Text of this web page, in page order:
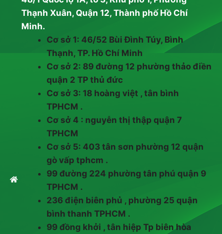
Thạnh Xuân, Quận 12, Thành phố Hồ Chí
Minh.
Cơ sở 1: 46/52 Bùi Đình Túy, Bình
Thạnh, TP. Hồ Chí Minh
Cơ sở 2: 89 đường 12 phường thảo điền
quận 2 TP thủ đức
Cơ sở 3: 18 hoàng việt , tân bình
TPHCM .
Cơ sở 4 : nguyễn thị thập quận 7
TPHCM
Cơ sở 5: 403 tân sơn phường 12 quận
gò vấp tphcm .
99 đường 224 phường tân phú quận 9
TPHCM .
236 điện biên phủ , phường 25 quận
bình thanh TPHCM .
99 đồng khởi , tân hiệp Tp biên hòa